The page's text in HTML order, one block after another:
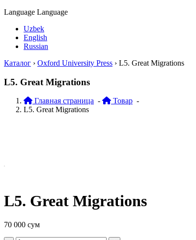
Language Language
Uzbek
English
Russian
Каталог › Oxford University Press › L5. Great Migrations
L5. Great Migrations
Главная страница - Товар -
L5. Great Migrations
L5. Great Migrations
70 000 сум